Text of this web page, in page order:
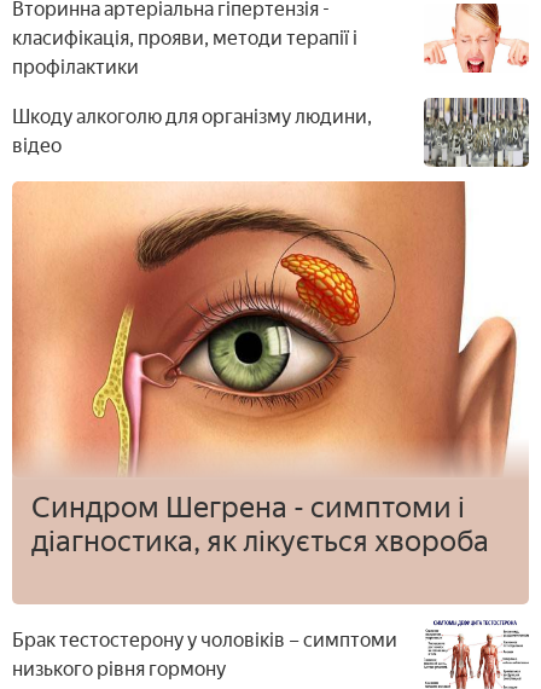
Вторинна артеріальна гіпертензія -
класифікація, прояви, методи терапії і
профілактики
Шкоду алкоголю для організму людини,
відео
Синдром Шегрена - симптоми і
діагностика, як лікується хвороба
Брак тестостерону у чоловіків – симптоми
низького рівня гормону